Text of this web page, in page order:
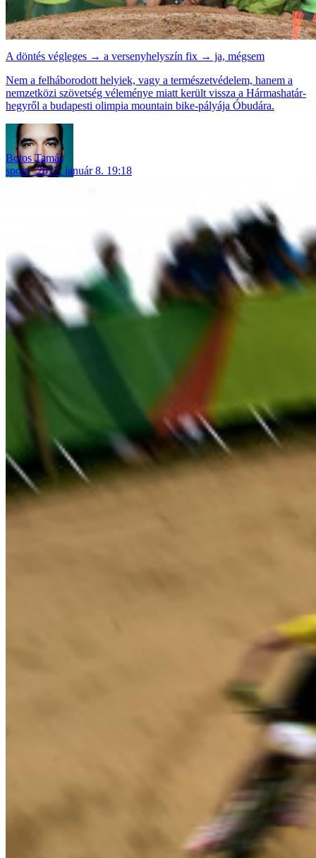
A döntés végleges → a versenyhelyszín fix → ja, mégsem
Nem a felháborodott helyiek, vagy a természetvédelem, hanem a
nemzetközi szövetség véleménye miatt került vissza a Hármashatár-
hegyről a budapesti olimpia mountain bike-pályája Óbudára.
Botos Tamás
sport
2017. január 8. 19:18